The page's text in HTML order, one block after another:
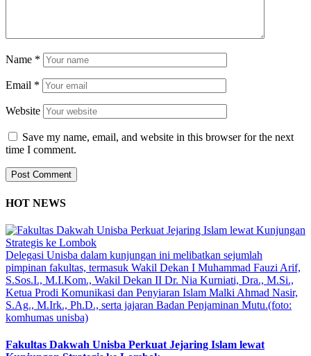
Name *
Email *
Website
Save my name, email, and website in this browser for the next
time I comment.
HOT NEWS
Delegasi Unisba dalam kunjungan ini melibatkan sejumlah
pimpinan fakultas, termasuk Wakil Dekan I Muhammad Fauzi Arif,
S.Sos.I., M.I.Kom., Wakil Dekan II Dr. Nia Kurniati, Dra., M.Si.,
Ketua Prodi Komunikasi dan Penyiaran Islam Malki Ahmad Nasir,
S.Ag., M.Irk., Ph.D., serta jajaran Badan Penjaminan Mutu.(foto:
komhumas unisba)
Fakultas Dakwah Unisba Perkuat Jejaring Islam lewat